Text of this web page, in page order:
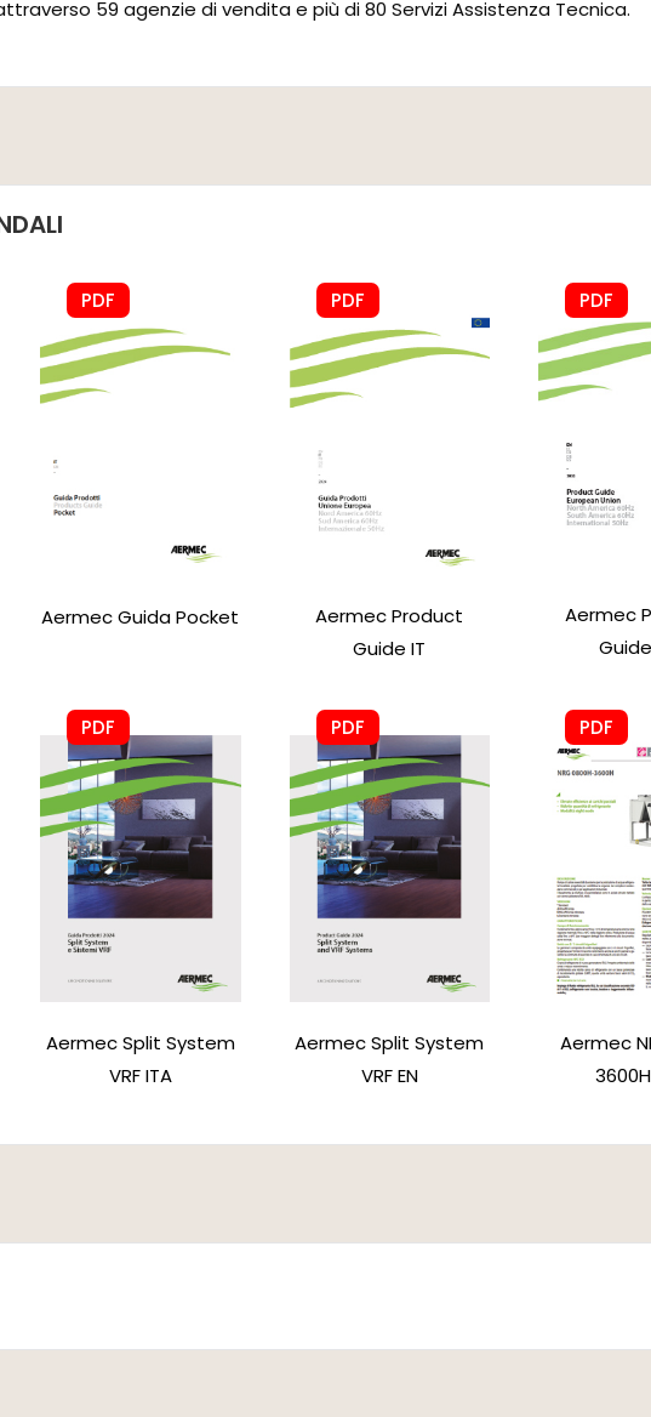
59 agenzie di vendita e più di 80 Servizi Assistenza Tecnica.
PDF
Aermec Guida Pocket
PDF
Aermec Product
Guide IT
PDF
Aermec
PDF
Aermec Split System
VRF ITA
PDF
Aermec Split System
VRF EN
PDF
Aermec